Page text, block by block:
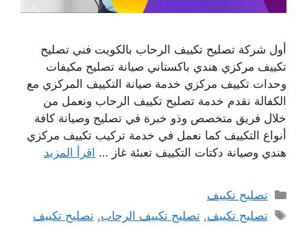
أول شركة تصليح تكييف الرحاب بالكويت فني تصليح
تكييف مركزي هندي باكستاني صيانة تصليح مكيفات
وحدات تكييف مركزي خدمة صيانة التكييف المركزي مع
الكفالة نقدم خدمة تصليح تكييف الرحاب ونعمل من
خلال فريق متخصص وذو خبرة في تصليح وصيانة كافة
أنواع التكييف كما نعمل في خدمة تركيب تكييف مركزي
هندي وصيانة دكتات التكييف تعبئة غاز … اقرأ المزيد
التصنيفات
تصليح تكييف
الوسوم
تصليح تكييف,تصليح تكييف الرحاب,تصليح تكييف